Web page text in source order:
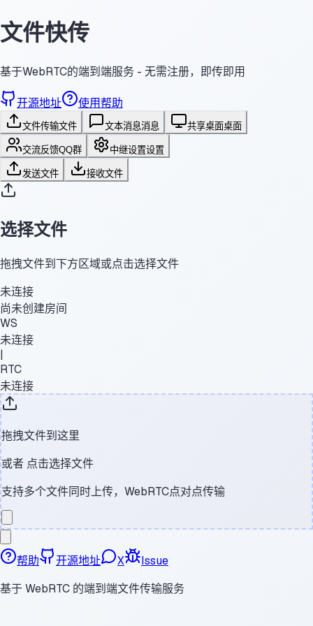
文件快传
基于WebRTC的端到端服务 - 无需注册，即传即用
开源地址 使用帮助
文件传输文件 文本消息消息 共享桌面桌面
交流反馈QQ群 中继设置设置
发送文件 接收文件
选择文件
拖拽文件到下方区域或点击选择文件
未连接
尚未创建房间
WS
未连接
|
RTC
未连接
拖拽文件到这里
或者 点击选择文件
支持多个文件同时上传，WebRTC点对点传输
帮助 开源地址 X
Issue
基于 WebRTC 的端到端文件传输服务